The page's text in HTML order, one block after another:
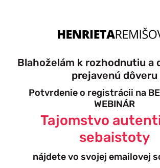
Blahoželám k rozhodnutiu a
prejavenú dôveru
Potvrdenie o registrácii na
WEBINÁR
Tajomstvo
sebaistoty
nájdete vo svojej emailovej